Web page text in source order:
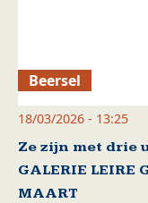
Beersel
18/03/2026 - 13:25
Ze zijn met drie
GALERIE LEIRE
MAART